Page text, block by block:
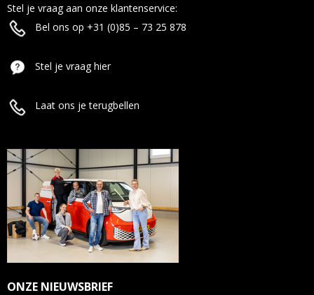
Stel je vraag aan onze klantenservice:
Bel ons op +31 (0)85 – 73 25 878
Stel je vraag hier
Laat ons je terugbellen
ONZE NIEUWSBRIEF